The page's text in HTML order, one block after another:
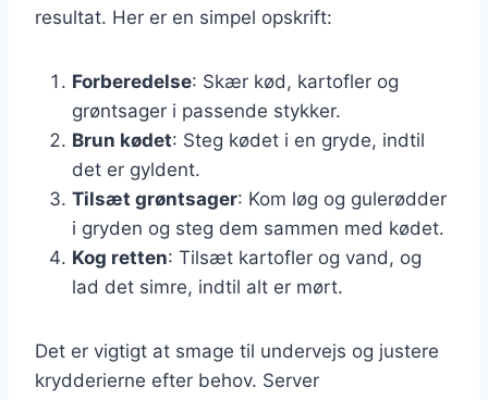
resultat. Her er en simpel opskrift:
Forberedelse: Skær kød, kartofler og
grøntsager i passende stykker.
Brun kødet: Steg kødet i en gryde, indtil
det er gyldent.
Tilsæt grøntsager: Kom løg og gulerødder
i gryden og steg dem sammen med kødet.
Kog retten: Tilsæt kartofler og vand, og
lad det simre, indtil alt er mørt.
Det er vigtigt at smage til undervejs og justere
krydderierne efter behov. Server